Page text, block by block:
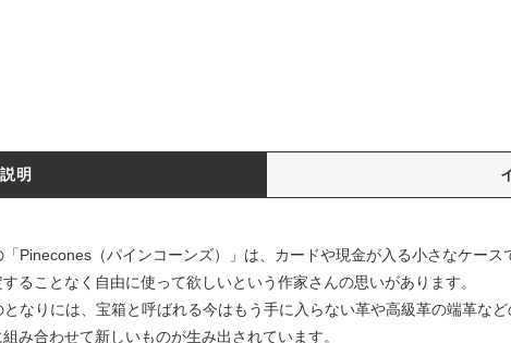
明
Pinecones（パインコーンズ）」は、カードや現金が入る小さなケース
ることなく自由に使って欲しいという作家さんの思いがあります。
なりには、宝箱と呼ばれる今はもう手に入らない革や高級革の端革など
み合わせて新しいものが生み出されています。